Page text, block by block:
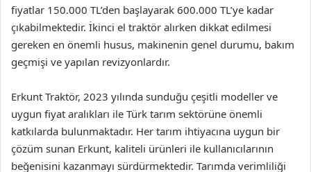
fiyatlar 150.000 TL’den başlayarak 600.000 TL’ye kadar
çıkabilmektedir. İkinci el traktör alırken dikkat edilmesi
gereken en önemli husus, makinenin genel durumu, bakım
geçmişi ve yapılan revizyonlardır.
Erkunt Traktör, 2023 yılında sunduğu çeşitli modeller ve
uygun fiyat aralıkları ile Türk tarım sektörüne önemli
katkılarda bulunmaktadır. Her tarım ihtiyacına uygun bir
çözüm sunan Erkunt, kaliteli ürünleri ile kullanıcılarının
beğenisini kazanmayı sürdürmektedir. Tarımda verimliliği